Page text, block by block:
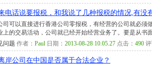
电话说要报税，和我说了几种报税的情况,有没
司可以直接进行香港公司零报税，有经营的公司就必须
上的交易活动，公司就已经开始经营业务了。要是从书
问题 作者： Paul 日期： 2013-08-28 10.05.27 点击： 490 评
岸公司在中国是否属于合法企业？